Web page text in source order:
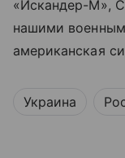
«Искандер-М»,
нашими
американская
Украина